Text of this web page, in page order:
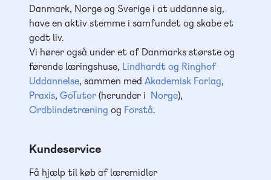
Danmark, Norge og Sverige i at uddanne sig,
have en aktiv stemme i samfundet og skabe et
godt liv.
Vi hører også under et af Danmarks største og
førende læringshuse, Lindhardt og Ringhof
Uddannelse, sammen med Akademisk Forlag,
Praxis, GoTutor(herunder i Norge),
Ordblindetræning og Forstå.
Kundeservice
Få hjælp til køb af læremidler